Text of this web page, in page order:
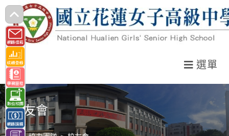
跳
轉
至
主
要
內
容
選單
校友會